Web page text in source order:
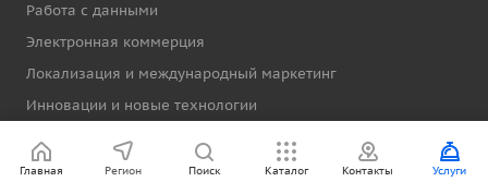
Работа с данными
Электронная коммерция
Локализация и международный маркетинг
Инновации и новые технологии
Информация
Главная Регион Поиск Каталог Контакты Услуги